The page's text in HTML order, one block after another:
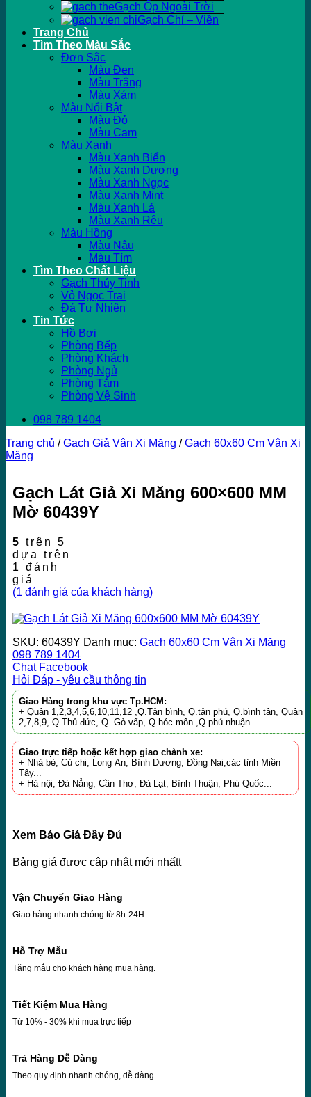
Gạch Ốp Ngoài Trời
Gạch Chỉ – Viền
Trang Chủ
Tìm Theo Màu Sắc
Đơn Sắc
Màu Đen
Màu Trắng
Màu Xám
Màu Nổi Bật
Màu Đỏ
Màu Cam
Màu Xanh
Màu Xanh Biển
Màu Xanh Dương
Màu Xanh Ngọc
Màu Xanh Mint
Màu Xanh Lá
Màu Xanh Rêu
Màu Hồng
Màu Nâu
Màu Tím
Tìm Theo Chất Liệu
Gạch Thủy Tinh
Vỏ Ngọc Trai
Đá Tự Nhiên
Tin Tức
Hồ Bơi
Phòng Bếp
Phòng Khách
Phòng Ngủ
Phòng Tắm
Phòng Vệ Sinh
098 789 1404
Trang chủ / Gạch Giả Vân Xi Măng / Gạch 60x60 Cm Vân Xi
Măng
Gạch Lát Giả Xi Măng 600×600 MM
Mờ 60439Y
5 trên 5
dựa trên
1
đánh
giá
(1 đánh giá của khách hàng)
SKU: 60439Y Danh mục: Gạch 60x60 Cm Vân Xi Măng
098 789 1404
Chat Facebook
Hỏi Đáp - yêu cầu thông tin
Giao Hàng trong khu vực Tp.HCM:
+ Quận 1,2,3,4,5,6,10,11,12 ,Q.Tân bình, Q.tân phú, Q.bình tân, Quận
2,7,8,9, Q.Thủ đức, Q. Gò vấp, Q.hóc môn ,Q.phú nhuận
Giao trực tiếp hoặc kết hợp giao chành xe:
+ Nhà bè, Củ chi, Long An, Bình Dương, Đồng Nai,các tỉnh Miền
Tây...
+ Hà nội, Đà Nẳng, Cần Thơ, Đà Lạt, Bình Thuận, Phú Quốc...
Xem Báo Giá Đầy Đủ
Bảng giá được cập nhật mới nhấtt
Vận Chuyển Giao Hàng
Giao hàng nhanh chóng từ 8h-24H
Hỗ Trợ Mẫu
Tặng mẫu cho khách hàng mua hàng.
Tiết Kiệm Mua Hàng
Từ 10% - 30% khi mua trực tiếp
Trả Hàng Dễ Dàng
Theo quy định nhanh chóng, dễ dàng.